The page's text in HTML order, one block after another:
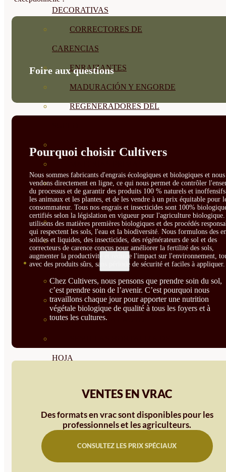
DECORATIVAS
CORRECTORES DE
CARENCIAS
ENRAIZANTES
MADURACIÓN Y ENGORDE
REGENERADORES DEL
PROTECCIÓN CULTIVOS Y
PLANTAS
PLANTAS INTERIOR
GROWPUNCH
SEMILLAS
VER TODAS
BIODINÁMICAS DEMETER
HORTALIZA FRUTO
HOJA
SEMILLAS FLORES
SEMILLAS FLORES
Foire aux questions
Pourquoi choisir Cultivers
Nous sommes fabricants d'engrais écologiques et biologiques et nous
vendons directement en ligne, ce qui nous permet de contrôler
du processus et de garantir des produits 100 % naturels et
les animaux et les plantes, et de les vendre à un prix équitable pour
consommateur. Tous nos engrais et insecticides sont 100%
certifiés selon la législation en vigueur pour l'agriculture biologique.
utilisons des matières premières biologiques et des procédés
qui respectent les sols, l'eau et la biodiversité. Nous formulons des
solides et liquides, des insecticides, des régénérateurs de sol et des
correcteurs de carence conçus pour améliorer la fertilité des sols,
augmenter la productivité et réduire l'impact sur l'environnement,
avec des produits sûrs, sans période de sécurité et faciles à appliquer.
Chez Cultivers, nous pensons que prendre soin du sol,
c’est prendre soin de l’avenir. C’est pourquoi nous
travaillons chaque jour pour apporter une nutrition
végétale biologique de qualité à tous les foyers et à
toutes les cultures.
VENTES EN VRAC
Des formats en vrac sont disponibles pour les
professionnels et les agriculteurs.
CONSULTEZ LES PRIX SPÉCIAUX